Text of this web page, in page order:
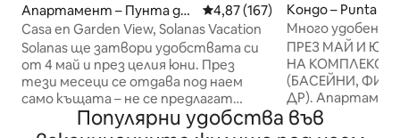
Апартамент – Пунта дел
Есте
Средна оценка: 4,87 от 5,
4,87 (167)
Casa en Garden View, Solanas Vacation
Solanas ще затвори удобствата си
от 4 май и през целия юни. През
тези месеци се отдава под наем
само къщата – не се предлагат
удобства. Предлага се услуга за
почистване. Двуетажна къща в
Кондо – Punta
Много удобен
Парк
ПРЕЗ МАЙ И
НА КОМПЛЕКСА
(БАСЕЙНИ,
ДР).
Green Park, в
Популярни удобства във